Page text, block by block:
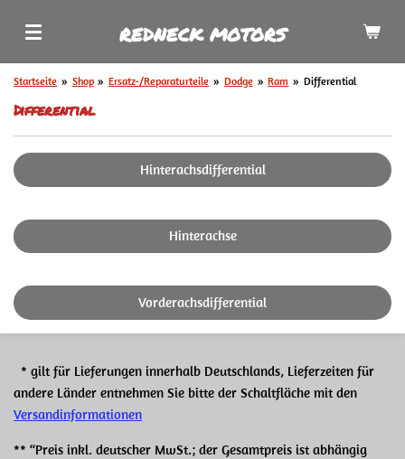
Hauptinhalt
REDNECK MOTORS
Startseite » Shop » Ersatz-/Reparaturteile » Dodge » Ram » Differential
Differential
Hinterachsdifferential
Hinterachse
Vorderachsdifferential
* gilt für Lieferungen innerhalb Deutschlands, Lieferzeiten für
andere Länder entnehmen Sie bitte der Schaltfläche mit den
Versandinformationen
** “Preis inkl. deutscher MwSt.; der Gesamtpreis ist abhängig